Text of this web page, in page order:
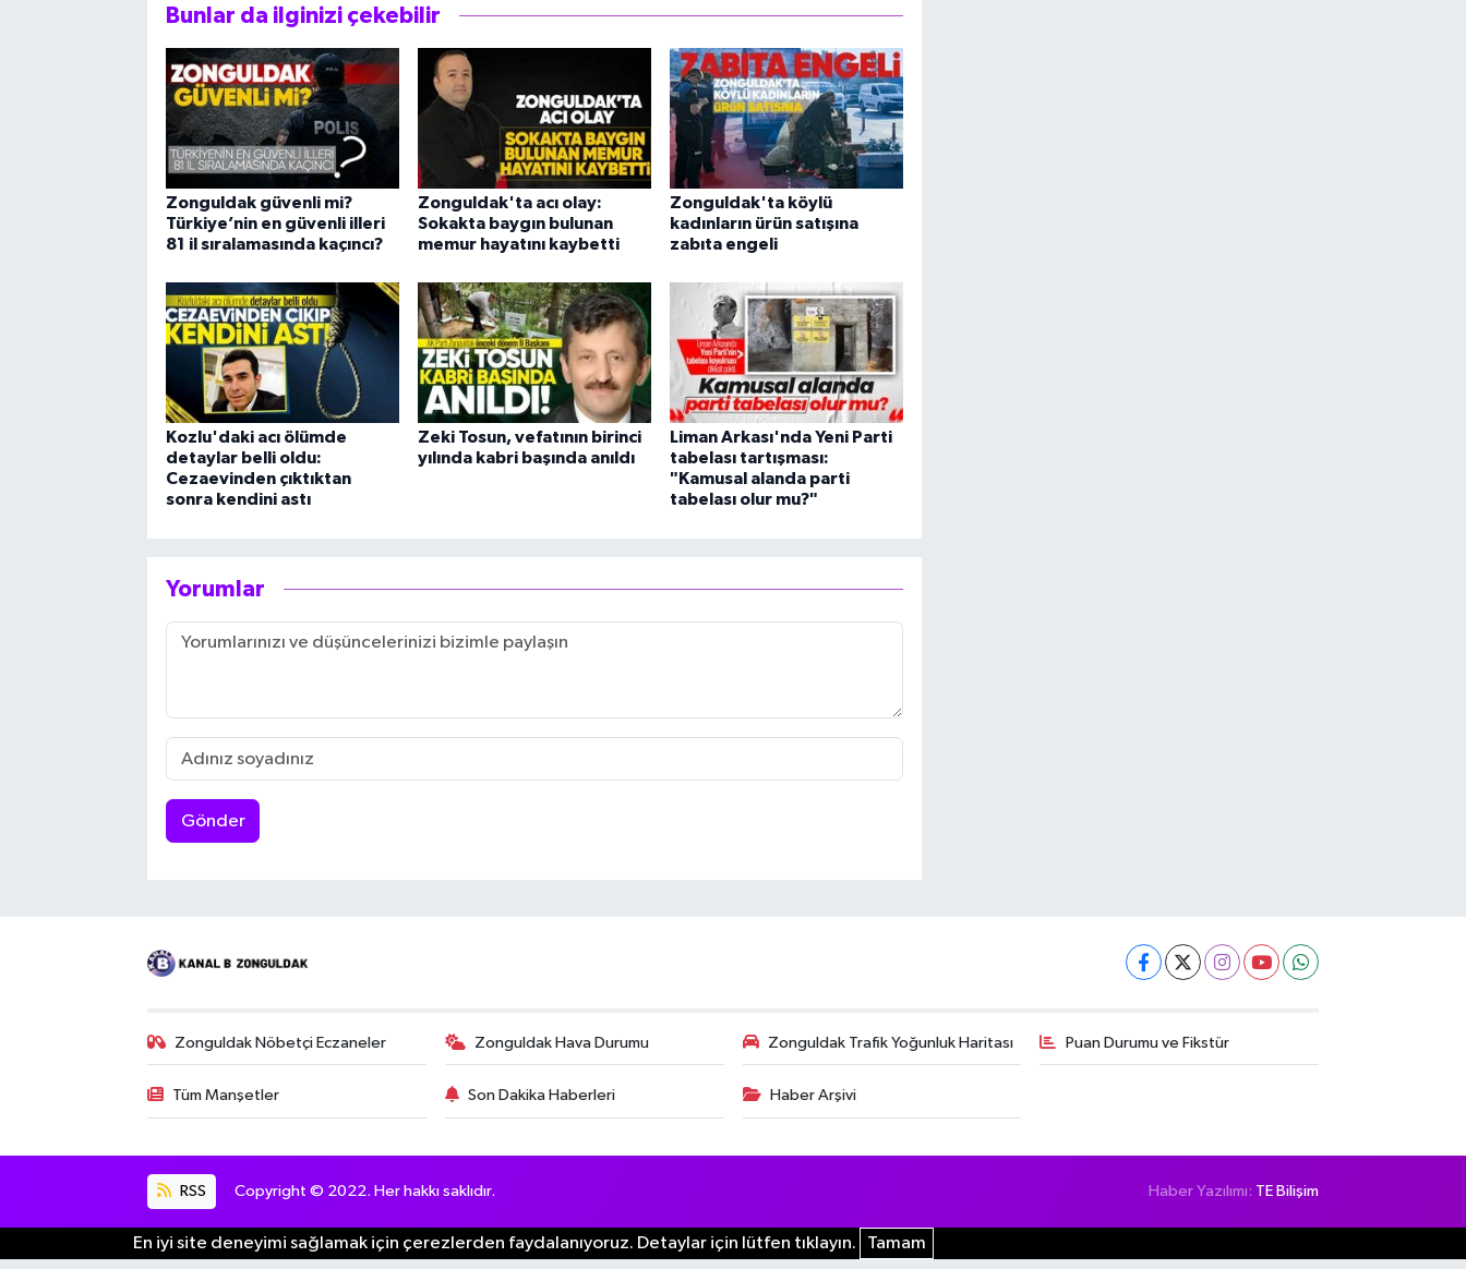
Bunlar da ilginizi çekebilir
Zonguldak güvenli mi?
Türkiye’nin en güvenli illeri
81 il sıralamasında kaçıncı?
Zonguldak'ta acı olay:
Sokakta baygın bulunan
memur hayatını kaybetti
Zonguldak'ta köylü
kadınların ürün satışına
zabıta engeli
Kozlu'daki acı ölümde
detaylar belli oldu:
Cezaevinden çıktıktan
sonra kendini astı
Zeki Tosun, vefatının birinci
yılında kabri başında anıldı
Liman Arkası'nda Yeni Parti
tabelası tartışması:
"Kamusal alanda parti
tabelası olur mu?"
Yorumlar
Gönder
Zonguldak Nöbetçi Eczaneler Zonguldak Hava Durumu Zonguldak Trafik Yoğunluk Haritası Puan Durumu ve Fikstür
Tüm Manşetler Son Dakika Haberleri Haber Arşivi
RSS Copyright © 2022. Her hakkı saklıdır. Haber Yazılımı: TE Bilişim
En iyi site deneyimi sağlamak için çerezlerden faydalanıyoruz. Detaylar için lütfen tıklayın. Tamam